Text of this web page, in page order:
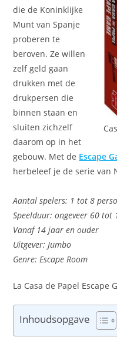
die de Koninklijke
Munt van Spanje
proberen te
beroven. Ze willen
zelf geld gaan
drukken met de
drukpersen die
binnen staan en
sluiten zichzelf
daarom op in het
gebouw. Met de Escape
herbeleef je de serie van
Aantal spelers: 1 tot 8
Speelduur: ongeveer 60 tot
Vanaf 14 jaar en ouder
Uitgever: Jumbo
Genre: Escape Room
La Casa de Papel Escape
Inhoudsopgave